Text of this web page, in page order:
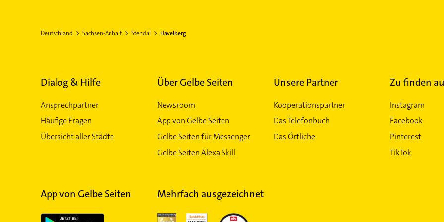
Deutschland Sachsen-Anhalt Stendal Havelberg
Dialog & Hilfe
Ansprechpartner
Häufige Fragen
Übersicht aller Städte
Über Gelbe Seiten
Newsroom
App von Gelbe Seiten
Gelbe Seiten für Messenger
Gelbe Seiten Alexa Skill
Unsere Partner
Kooperationspartner
Das Telefonbuch
Das Örtliche
Zu finden
Instagram
Facebook
Pinterest
TikTok
App von Gelbe Seiten Mehrfach ausgezeichnet